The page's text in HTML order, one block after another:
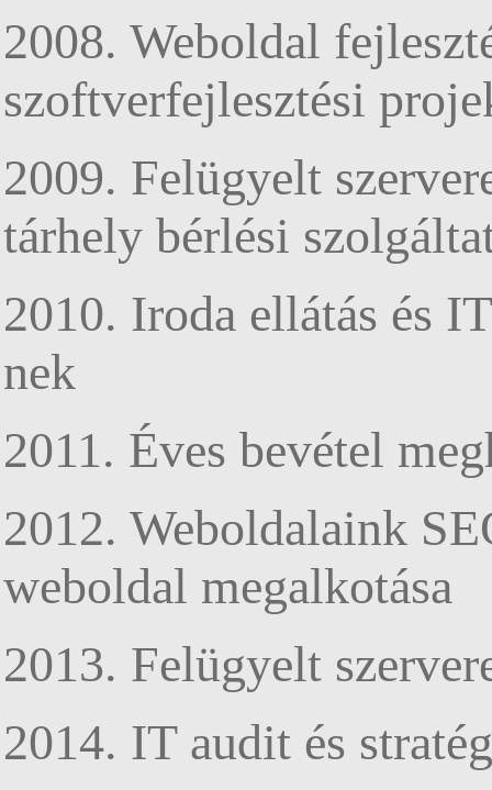
2008. Weboldal
szoftverfejlesztési
2009. Felügyelt
tárhely bérlési
2010. Iroda ellátás és
nek
2011. Éves bevétel
2012. Weboldalaink
weboldal megalkotása
2013. Felügyelt
2014. IT audit és